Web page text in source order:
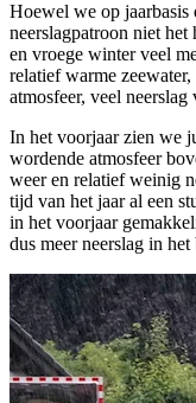
Hoewel we op
neerslagpatroon niet
en vroege winter veel
relatief warme
atmosfeer, veel
In het voorjaar zien we
wordende atmosfeer
weer en relatief weinig
tijd van het jaar al een
in het voorjaar
dus meer neerslag in